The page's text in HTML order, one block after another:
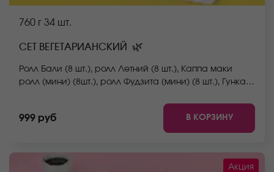
760 г 34 шт.
СЕТ ВЕГЕТАРИАНСКИЙ 🌿
Ролл Бали (8 шт.), ролл Летний (8 шт.), Каппа маки
ролл (мини) (8шт.), ролл Фудзита (мини) (8 шт.), Гункан
соевый соус. Они не входят в стоимость заказа.
*Внешний вид блюда может отличаться от фото на
999 руб В КОРЗИНУ
Акция